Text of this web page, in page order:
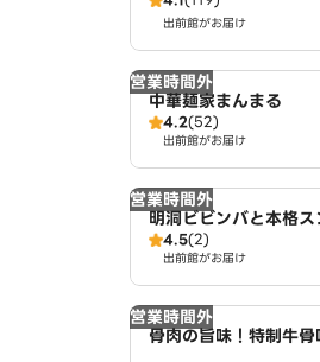
出前館がお届け
営業時間外
中華麺家まんまる
4.2(52)
出前館がお届け
営業時間外
明洞ビビンバと本格
南小岩店
4.5(2)
出前館がお届け
営業時間外
骨肉の旨味！特制牛